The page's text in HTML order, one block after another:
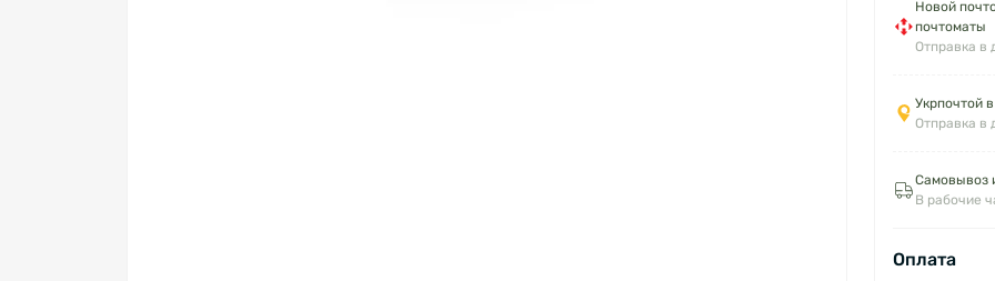
Новой
почтоматы
Отправка в
Укрпочтой
Отправка в
Самовывоз
В рабочие
Оплата